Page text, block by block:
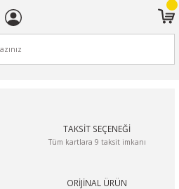
TAKSİT SEÇENEĞİ
Tüm kartlara 9 taksit imkanı
ORİJİNAL ÜRÜN